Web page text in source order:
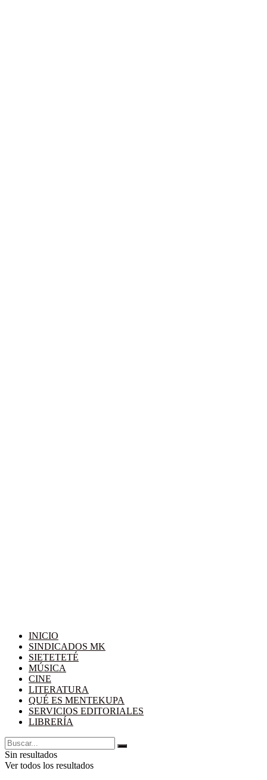
INICIO
SINDICADOS MK
SIETETETÉ
MÚSICA
CINE
LITERATURA
QUÉ ES MENTEKUPA
SERVICIOS EDITORIALES
LIBRERÍA
Sin resultados
Ver todos los resultados